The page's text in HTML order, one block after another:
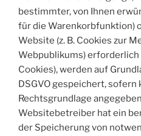
bestimmter, von Ihnen
für die Warenkorbfunktion)
Website (z. B. Cookies zur
Webpublikums)
Cookies), werden auf
DSGVO gespeichert, sofern
Rechtsgrundlage
Websitebetreiber hat ein
der Speicherung von